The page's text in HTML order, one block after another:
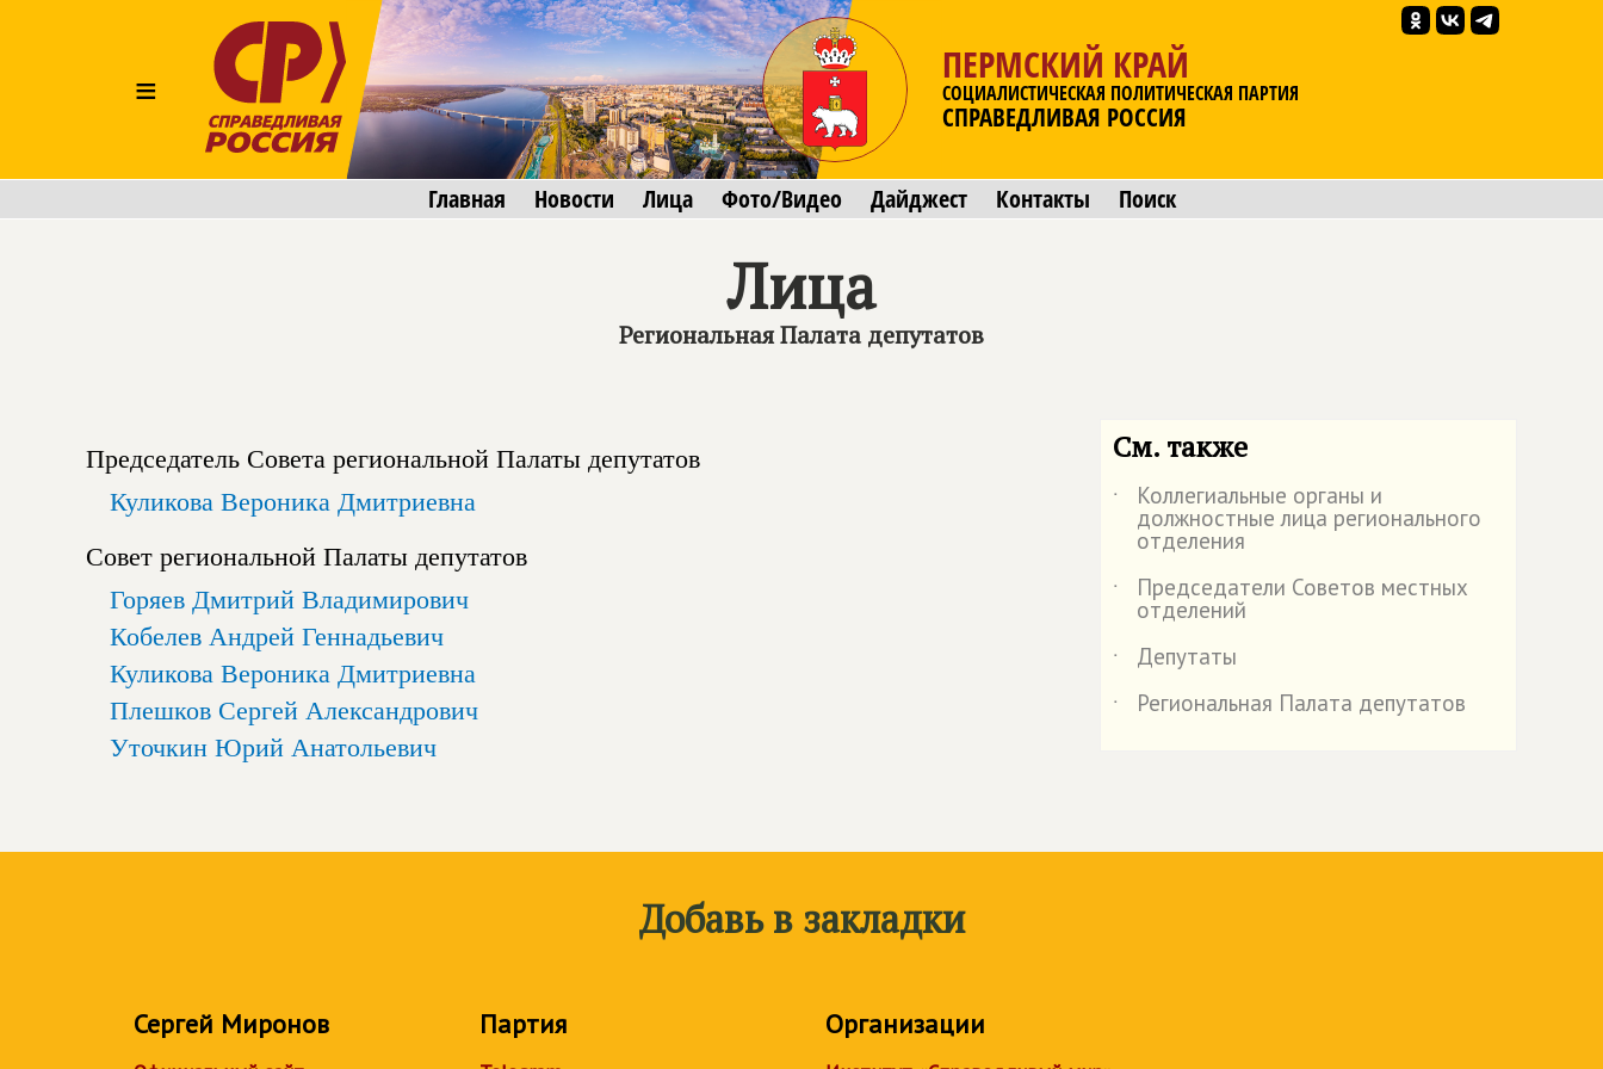
≡
ПЕРМСКИЙ КРАЙ
СОЦИАЛИСТИЧЕСКАЯ ПОЛИТИЧЕСКАЯ ПАРТИЯ
СПРАВЕДЛИВАЯ РОССИЯ
Главная Новости Лица Фото/Видео Дайджест Контакты Поиск
Лица
Региональная Палата депутатов
Председатель Совета региональной Палаты депутатов
Куликова Вероника Дмитриевна
Совет региональной Палаты депутатов
Горяев Дмитрий Владимирович
Кобелев Андрей Геннадьевич
Куликова Вероника Дмитриевна
Плешков Сергей Александрович
Уточкин Юрий Анатольевич
См. также
˙ Коллегиальные органы и
должностные лица регионального
отделения
˙
Председатели Советов местных
отделений
˙
Депутаты
˙
Региональная Палата депутатов
Добавь в закладки
Сергей Миронов Партия Организации